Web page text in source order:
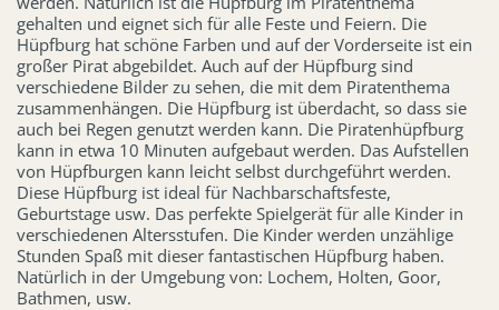
gehalten und eignet sich für alle Feste und Feiern. Die
Hüpfburg hat schöne Farben und auf der Vorderseite ist ein
großer Pirat abgebildet. Auch auf der Hüpfburg sind
verschiedene Bilder zu sehen, die mit dem Piratenthema
zusammenhängen. Die Hüpfburg ist überdacht, so dass sie
auch bei Regen genutzt werden kann. Die Piratenhüpfburg
kann in etwa 10 Minuten aufgebaut werden. Das Aufstellen
von Hüpfburgen kann leicht selbst durchgeführt werden.
Diese Hüpfburg ist ideal für Nachbarschaftsfeste,
Geburtstage usw. Das perfekte Spielgerät für alle Kinder in
verschiedenen Altersstufen. Die Kinder werden unzählige
Stunden Spaß mit dieser fantastischen Hüpfburg haben.
Natürlich in der Umgebung von: Lochem, Holten, Goor,
Bathmen, usw.